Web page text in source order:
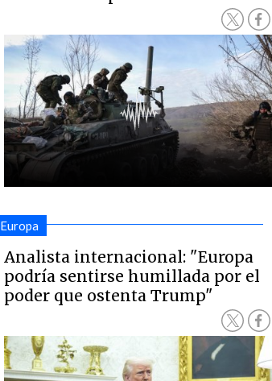
Europa
Analista internacional: "Europa
podría sentirse humillada por el
poder que ostenta Trump"